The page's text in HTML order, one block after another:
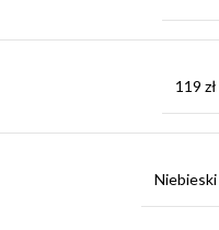
119 zł
Niebieski